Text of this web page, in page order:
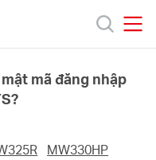
mã đăng nhập
MW330HP